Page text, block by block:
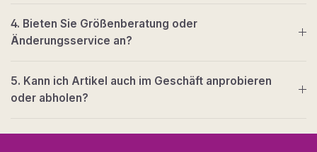
4. Bieten Sie Größenberatung oder
Änderungsservice an?
5. Kann ich Artikel auch im Geschäft anprobieren
oder abholen?